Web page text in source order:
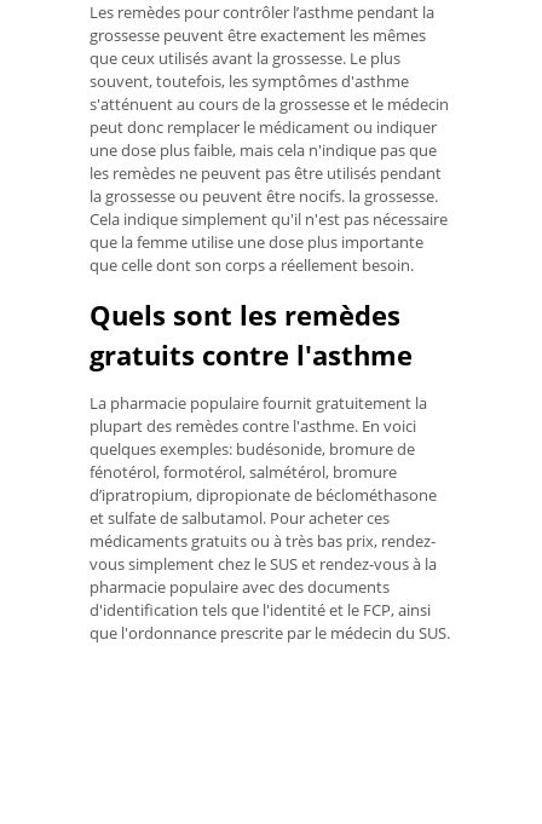
Les remèdes pour contrôler l’asthme pendant la
grossesse peuvent être exactement les mêmes
que ceux utilisés avant la grossesse. Le plus
souvent, toutefois, les symptômes d'asthme
s'atténuent au cours de la grossesse et le médecin
peut donc remplacer le médicament ou indiquer
une dose plus faible, mais cela n'indique pas que
les remèdes ne peuvent pas être utilisés pendant
la grossesse ou peuvent être nocifs. la grossesse.
Cela indique simplement qu'il n'est pas nécessaire
que la femme utilise une dose plus importante
que celle dont son corps a réellement besoin.
Quels sont les remèdes
gratuits contre l'asthme
La pharmacie populaire fournit gratuitement la
plupart des remèdes contre l'asthme. En voici
quelques exemples: budésonide, bromure de
fénotérol, formotérol, salmétérol, bromure
d’ipratropium, dipropionate de béclométhasone
et sulfate de salbutamol. Pour acheter ces
médicaments gratuits ou à très bas prix, rendez-
vous simplement chez le SUS et rendez-vous à la
pharmacie populaire avec des documents
d'identification tels que l'identité et le FCP, ainsi
que l'ordonnance prescrite par le médecin du SUS.